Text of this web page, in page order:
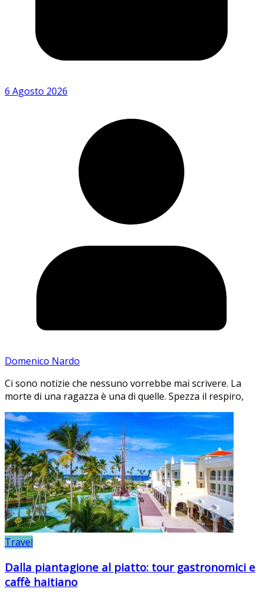
6 Agosto 2026
Domenico Nardo
Ci sono notizie che nessuno vorrebbe mai scrivere. La
morte di una ragazza è una di quelle. Spezza il respiro,
Travel
Dalla piantagione al piatto: tour gastronomici e
caffè haitiano